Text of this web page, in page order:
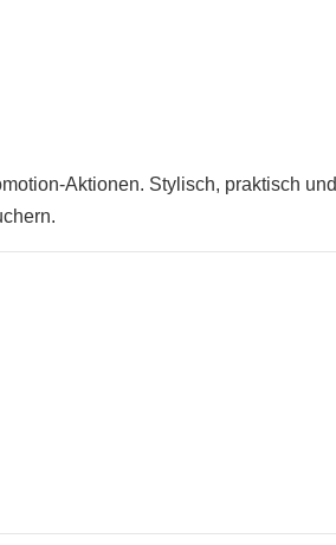
Aktionen. Stylisch, praktisch und